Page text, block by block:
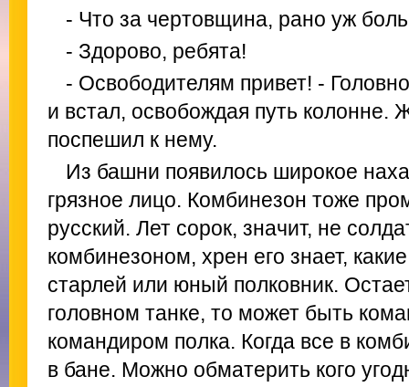
- Что за чертовщина, рано уж
- Здорово, ребята!
- Освободителям привет! -
и встал, освобождая путь колонне.
поспешил к нему.
Из башни появилось широкое
грязное лицо. Комбинезон тоже
русский. Лет сорок, значит, не
комбинезоном, хрен его знает,
старлей или юный полковник.
головном танке, то может быть
командиром полка. Когда все в
в бане. Можно обматерить кого